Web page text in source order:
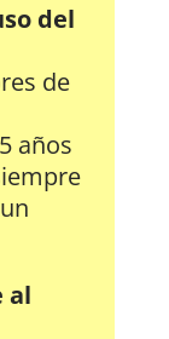
del
de
años
al